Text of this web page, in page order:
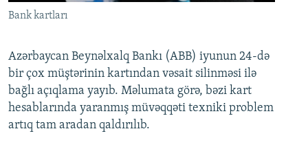
Bank kartları
Azərbaycan Beynəlxalq Bankı (ABB) iyunun 24-də
bir çox müştərinin kartından vəsait silinməsi ilə
bağlı açıqlama yayıb. Məlumata görə, bəzi kart
hesablarında yaranmış müvəqqəti texniki problem
artıq tam aradan qaldırılıb.